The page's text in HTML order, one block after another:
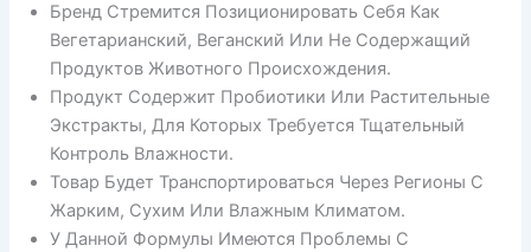
Бренд Стремится Позиционировать Себя Как
Вегетарианский, Веганский Или Не Содержащий
Продуктов Животного Происхождения.
Продукт Содержит Пробиотики Или Растительные
Экстракты, Для Которых Требуется Тщательный
Контроль Влажности.
Товар Будет Транспортироваться Через Регионы С
Жарким, Сухим Или Влажным Климатом.
У Данной Формулы Имеются Проблемы С